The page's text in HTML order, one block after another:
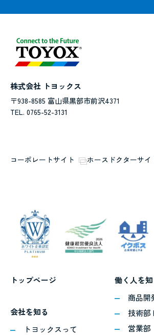
株式会社 トヨックス
〒938-8585 富山県黒部市前沢4371
TEL. 0765-52-3131
コーポレートサイト ホースドクターサイ
トップページ
会社を知る
トヨックスって
働く人を知
商品開
技術部
営業部